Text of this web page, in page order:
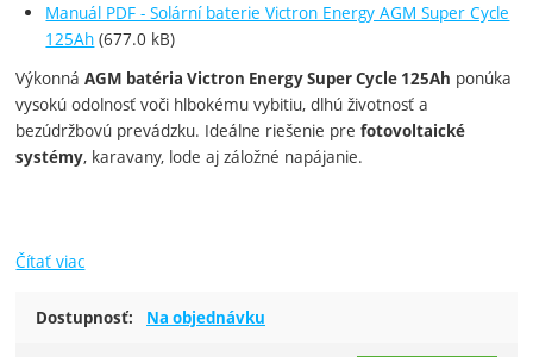
Manuál PDF - Solární baterie Victron Energy AGM Super Cycle
125Ah (677.0 kB)
VýkonnáAGM batéria Victron Energy Super Cycle 125Ah ponúka
vysokú odolnosť voči hlbokému vybitiu, dlhú životnosť a
bezúdržbovú prevádzku. Ideálne riešenie prefotovoltaické
systémy, karavany, lode aj záložné napájanie.
Čítať viac
Dostupnosť: Na objednávku